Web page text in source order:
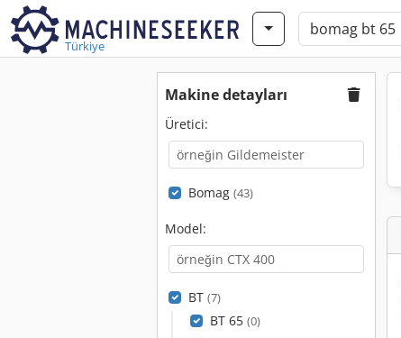
Türkiye
Makine detayları
Üretici:
Bomag (43)
Model:
BT (7)
BT 65 (0)